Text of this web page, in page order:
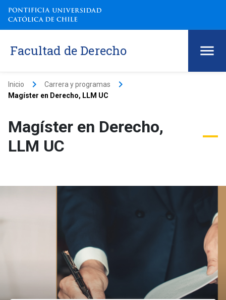
Facultad de Derecho
Inicio keyboard_arrow_right Carrera y programas keyboard_arrow_right
Magíster en Derecho, LLM UC
Magíster en Derecho,
LLM UC